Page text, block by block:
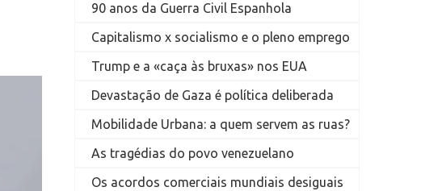
90 anos da Guerra Civil Espanhola
Capitalismo x socialismo e o pleno emprego
Trump e a «caça às bruxas» nos EUA
Devastação de Gaza é política deliberada
Mobilidade Urbana: a quem servem as ruas?
As tragédias do povo venezuelano
Os acordos comerciais mundiais desiguais